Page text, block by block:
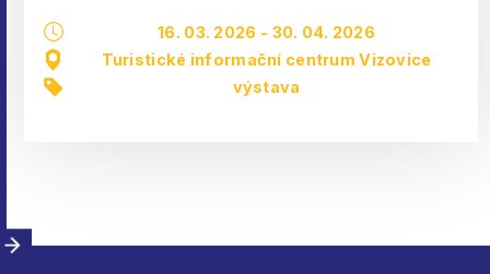
16. 03. 2026 - 30. 04. 2026
Turistické informační centrum Vizovice
výstava